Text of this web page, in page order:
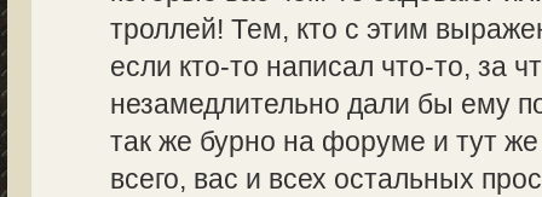
троллей! Тем, кто с этим
если кто-то написал что-то, за
незамедлительно дали бы ему
так же бурно на форуме и тут
всего, вас и всех остальных